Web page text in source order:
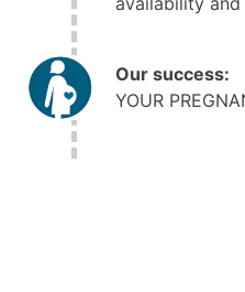
Our success:
YOUR